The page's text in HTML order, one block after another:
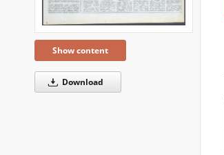
Show content
Download